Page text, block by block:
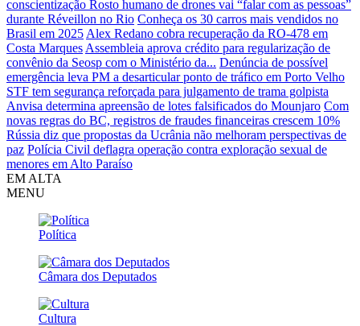
conscientização Rosto humano de drones vai “falar com as pessoas”
durante Réveillon no Rio Conheça os 30 carros mais vendidos no
Brasil em 2025 Alex Redano cobra recuperação da RO-478 em
Costa Marques Assembleia aprova crédito para regularização de
convênio da Seosp com o Ministério da... Denúncia de possível
emergência leva PM a desarticular ponto de tráfico em Porto Velho
STF tem segurança reforçada para julgamento de trama golpista
Anvisa determina apreensão de lotes falsificados do Mounjaro Com
novas regras do BC, registros de fraudes financeiras crescem 10%
Rússia diz que propostas da Ucrânia não melhoram perspectivas de
paz Polícia Civil deflagra operação contra exploração sexual de
menores em Alto Paraíso
EM ALTA
MENU
Política
Câmara dos Deputados
Cultura